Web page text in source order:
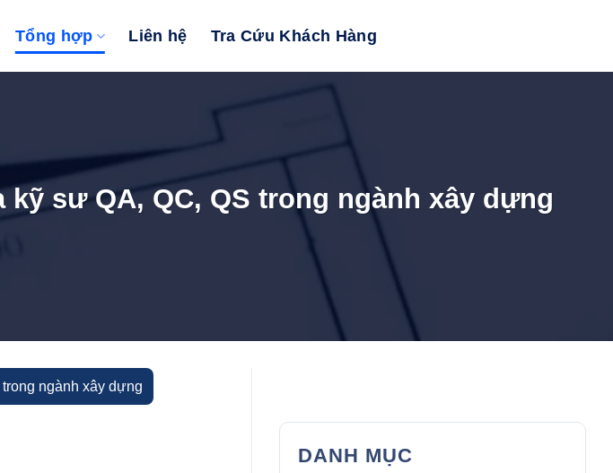
Tổng hợp Liên hệ Tra Cứu Khách Hàng
sư QA, QC, QS trong ngành xây dựng
ngành xây dựng
DANH MỤC